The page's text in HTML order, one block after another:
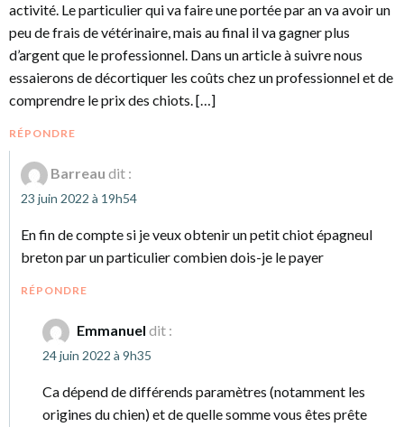
activité. Le particulier qui va faire une portée par an va avoir un
peu de frais de vétérinaire, mais au final il va gagner plus
d’argent que le professionnel. Dans un article à suivre nous
essaierons de décortiquer les coûts chez un professionnel et de
comprendre le prix des chiots. […]
RÉPONDRE
Barreau dit :
23 juin 2022 à 19h54
En fin de compte si je veux obtenir un petit chiot épagneul
breton par un particulier combien dois-je le payer
RÉPONDRE
Emmanuel dit :
24 juin 2022 à 9h35
Ca dépend de différends paramètres (notamment les
origines du chien) et de quelle somme vous êtes prête